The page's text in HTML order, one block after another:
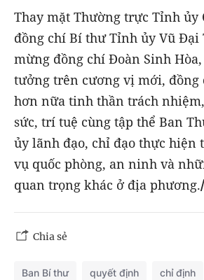
Thay mặt Thường trực Tỉnh ủy
đồng chí Bí thư Tỉnh ủy Vũ Đại
mừng đồng chí Đoàn Sinh
tưởng trên cương vị mới, đồng
hơn nữa tinh thần trách
sức, trí tuệ cùng tập thể Ban
ủy lãnh đạo, chỉ đạo thực hiện
vụ quốc phòng, an ninh và
quan trọng khác ở địa phương.
Chia sẻ
Ban Bí thư quyết định chỉ định